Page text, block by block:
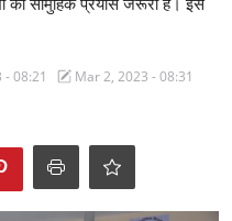
का सामुहिक प्रयास जरूरी है। इस
08:21
Mar 2, 2023 - 08:31